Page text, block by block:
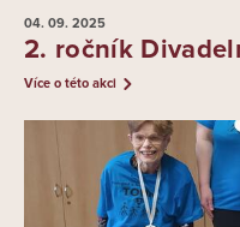
04. 09. 2025
2. ročník
Více o této akci